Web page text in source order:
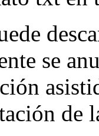
se
de